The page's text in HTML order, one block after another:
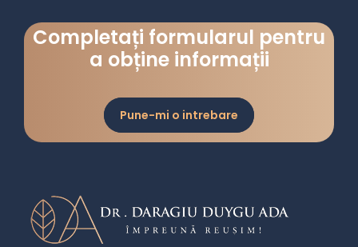
Completați formularul pentru
a obține informații
Pune-mi o intrebare